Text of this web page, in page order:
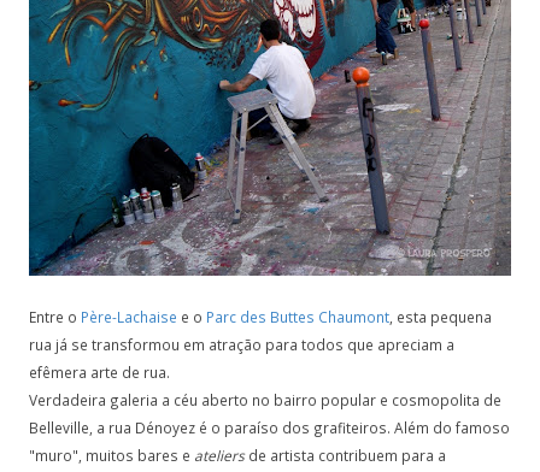
Entre o Père-Lachaise e o Parc des Buttes Chaumont, esta pequena
rua já se transformou em atração para todos que apreciam a
efêmera arte de rua.
Verdadeira galeria a céu aberto no bairro popular e cosmopolita de
Belleville, a rua Dénoyez é o paraíso dos grafiteiros. Além do famoso
"muro", muitos bares e ateliersde artista contribuem para a